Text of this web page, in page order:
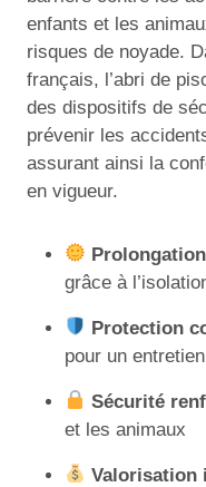
enfants et les
risques de noyade.
français, l’abri de
des dispositifs de
prévenir les
assurant ainsi la
en vigueur.
grâce à
Protection
pour un
Sécurité
et les animaux
Valorisation